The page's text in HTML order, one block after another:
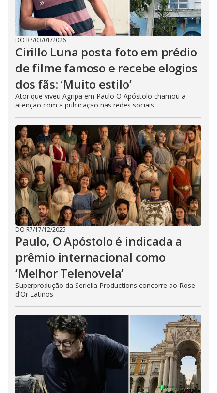
DO R7/03/01/2026
Cirillo Luna posta foto em prédio
de filme famoso e recebe elogios
dos fãs: ‘Muito estilo’
Ator que viveu Agripa em Paulo O Apóstolo chamou a
atenção com a publicação nas redes sociais
DO R7/17/12/2025
Paulo, O Apóstolo é indicada a
prêmio internacional como
‘Melhor Telenovela’
Superprodução da Seriella Productions concorre ao Rose
d’Or Latinos